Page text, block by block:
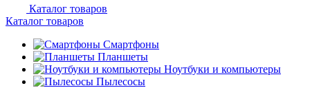
Каталог товаров
Каталог товаров
Смартфоны
Планшеты
Ноутбуки и компьютеры
Пылесосы